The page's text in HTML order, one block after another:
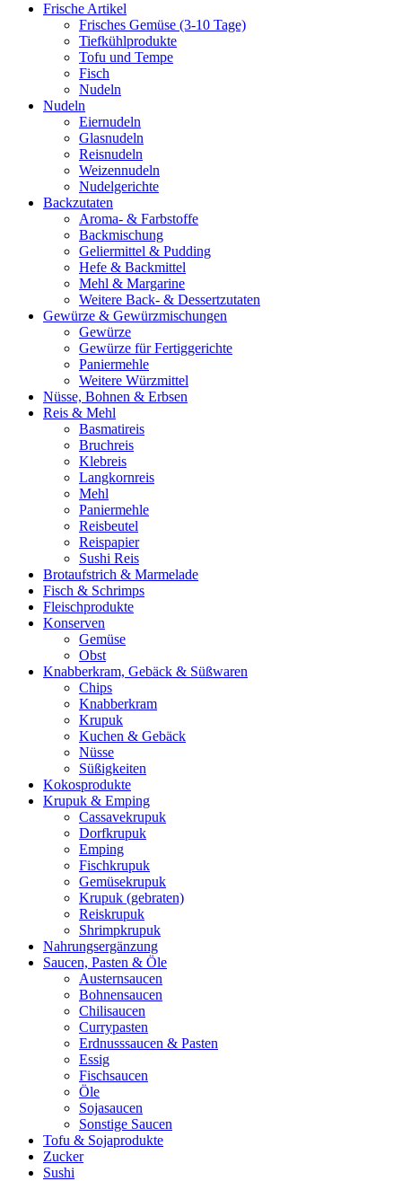
Frische Artikel
Frisches Gemüse (3-10 Tage)
Tiefkühlprodukte
Tofu und Tempe
Fisch
Nudeln
Nudeln
Eiernudeln
Glasnudeln
Reisnudeln
Weizennudeln
Nudelgerichte
Backzutaten
Aroma- & Farbstoffe
Backmischung
Geliermittel & Pudding
Hefe & Backmittel
Mehl & Margarine
Weitere Back- & Dessertzutaten
Gewürze & Gewürzmischungen
Gewürze
Gewürze für Fertiggerichte
Paniermehle
Weitere Würzmittel
Nüsse, Bohnen & Erbsen
Reis & Mehl
Basmatireis
Bruchreis
Klebreis
Langkornreis
Mehl
Paniermehle
Reisbeutel
Reispapier
Sushi Reis
Brotaufstrich & Marmelade
Fisch & Schrimps
Fleischprodukte
Konserven
Gemüse
Obst
Knabberkram, Gebäck & Süßwaren
Chips
Knabberkram
Krupuk
Kuchen & Gebäck
Nüsse
Süßigkeiten
Kokosprodukte
Krupuk & Emping
Cassavekrupuk
Dorfkrupuk
Emping
Fischkrupuk
Gemüsekrupuk
Krupuk (gebraten)
Reiskrupuk
Shrimpkrupuk
Nahrungsergänzung
Saucen, Pasten & Öle
Austernsaucen
Bohnensaucen
Chilisaucen
Currypasten
Erdnusssaucen & Pasten
Essig
Fischsaucen
Öle
Sojasaucen
Sonstige Saucen
Tofu & Sojaprodukte
Zucker
Sushi